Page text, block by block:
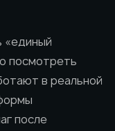
«единый
посмотреть
в реальной
после